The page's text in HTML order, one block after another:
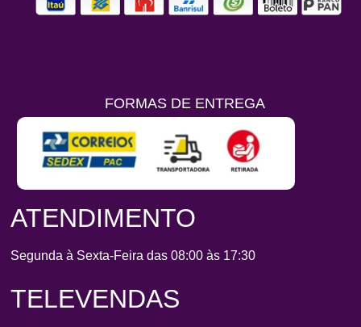
FORMAS DE ENTREGA
ATENDIMENTO
Segunda à Sexta-Feira das 08:00 às 17:30
TELEVENDAS